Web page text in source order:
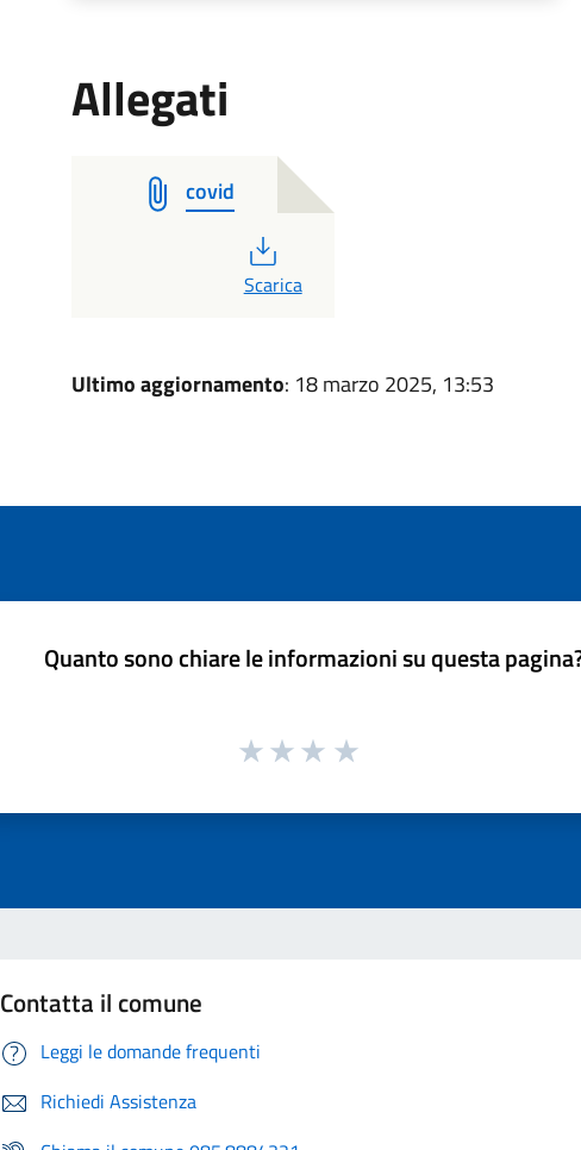
Allegati
covid
PDF
Scarica
Ultimo aggiornamento: 18 marzo 2025, 13:53
Quanto sono chiare le informazioni su questa
Contatta il comune
Leggi le domande frequenti
Richiedi Assistenza